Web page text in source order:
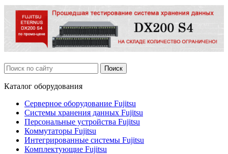
Каталог оборудования
Серверное оборудование Fujitsu
Системы хранения данных Fujitsu
Персональные устройства Fujitsu
Коммутаторы Fujitsu
Интегрированные системы Fujitsu
Комплектующие Fujitsu